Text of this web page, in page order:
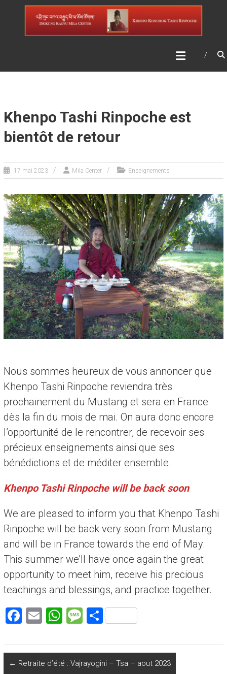
DRIKUNG KAGYU MILA
CENTER
Khenpo Tashi Rinpoche est
bientôt de retour
17 mai 2023 Mila Center Enseignements
Nous sommes heureux de vous annoncer que
Khenpo Tashi Rinpoche reviendra très
prochainement du Mustang et sera en France
dès la fin du mois de mai. On aura donc encore
l’opportunité de le rencontrer, de recevoir ses
précieux enseignements ainsi que ses
bénédictions et de méditer ensemble.
Khenpo Tashi Rinpoche will be back soon
We are pleased to inform you that Khenpo Tashi
Rinpoche will be back very soon from Mustang
and will be in France towards the end of May.
This summer we’ll have once again the great
opportunity to meet him, receive his precious
teachings and blessings, and practice together.
F
ce
b
E
ai
l
W
at
s
M
s
a
P
ta
g
← Retraite d’été : Vajrayogini – Tsa – aout 2023